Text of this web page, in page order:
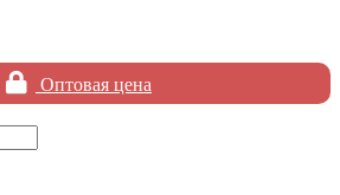
Оптовая цена